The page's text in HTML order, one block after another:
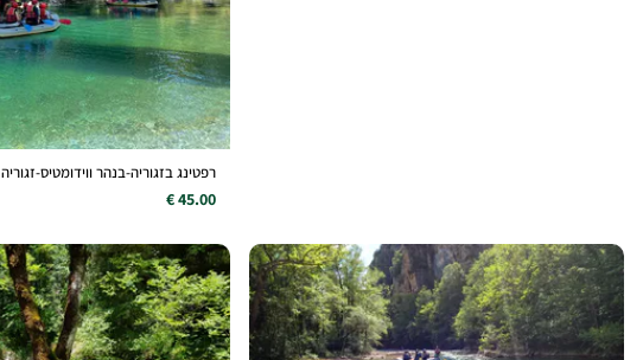
רפטינג בזגוריה-בנהר ווידומטיס-זגוריה Rafting Zagri...
45.00 €